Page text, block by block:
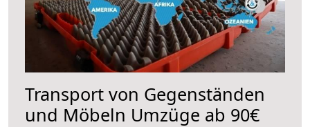
Transport von Gegenständen
und Möbeln Umzüge ab 90€